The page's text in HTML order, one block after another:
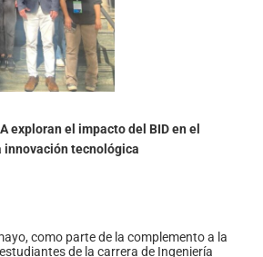
exploran el impacto del BID en el
tecnológica
como parte de la complemento a la
de la carrera de Ingeniería